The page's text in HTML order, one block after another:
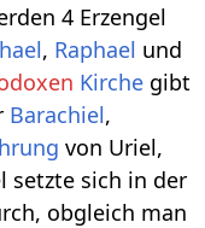
4 Erzengel
, Raphael und
Kirche gibt
Barachiel,
von Uriel,
setzte sich in der
obgleich man